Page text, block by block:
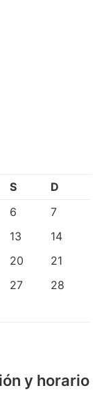
S
D
6
7
13
14
20
21
27
28
y horario